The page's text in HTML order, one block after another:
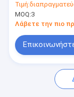
Ποιοτικός
επαφή
Όλες οι
ενότητας
φακών 5MP
IR εστίασης
Τιμή:
MOQ:3